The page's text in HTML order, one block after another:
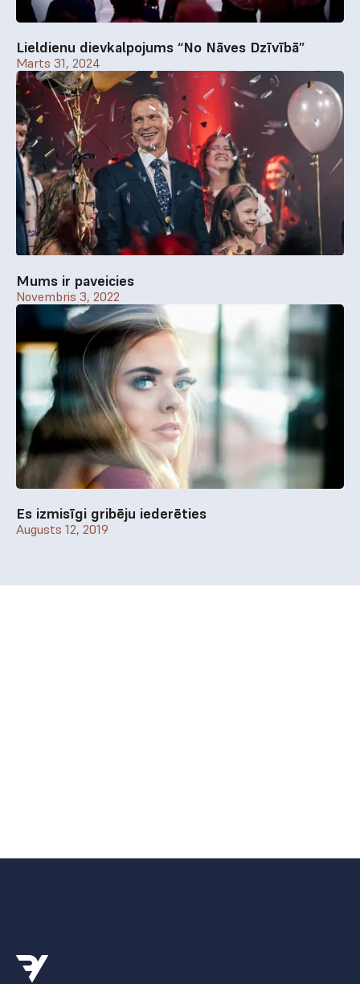
Lieldienu dievkalpojums “No Nāves Dzīvībā”
Marts 31, 2024
Mums ir paveicies
Novembris 3, 2022
Es izmisīgi gribēju iederēties
Augusts 12, 2019